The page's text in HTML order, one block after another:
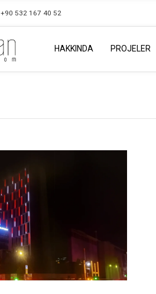
+90 532 167 40 52
HAKKINDA PROJELER